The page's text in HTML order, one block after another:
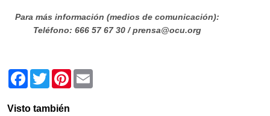
Para más información (medios de comunicación):
Teléfono: 666 57 67 30 / prensa@ocu.org
Facebook
TwitterPinterest
Visto también